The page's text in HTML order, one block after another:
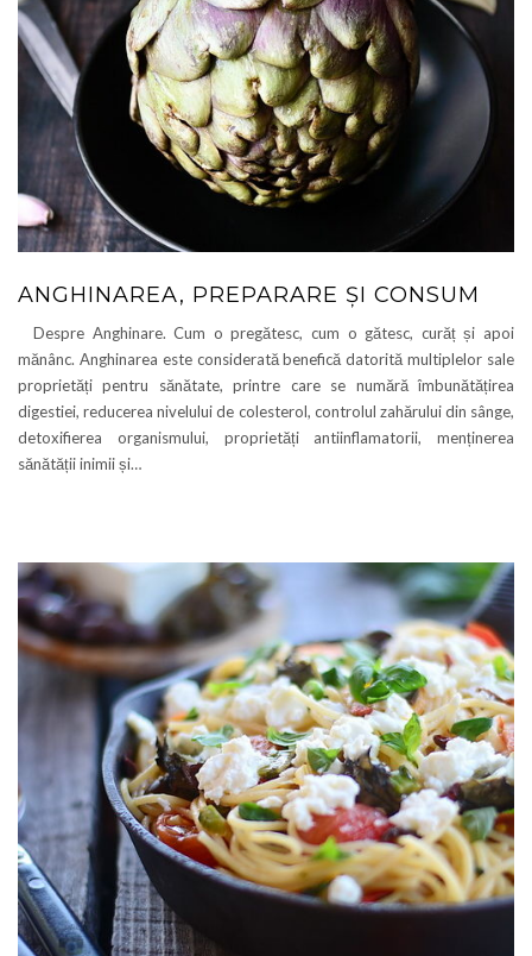
ANGHINAREA, PREPARARE ȘI CONSUM
Despre Anghinare. Cum o pregătesc, cum o gătesc, curăț și apoi
mănânc. Anghinarea este considerată benefică datorită multiplelor sale
proprietăți pentru sănătate, printre care se numără îmbunătățirea
digestiei, reducerea nivelului de colesterol, controlul zahărului din sânge,
detoxifierea organismului, proprietăți antiinflamatorii, menținerea
sănătății inimii și…